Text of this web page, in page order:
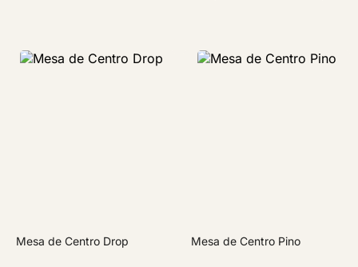
Mesa de Centro Drop Mesa de Centro Pino